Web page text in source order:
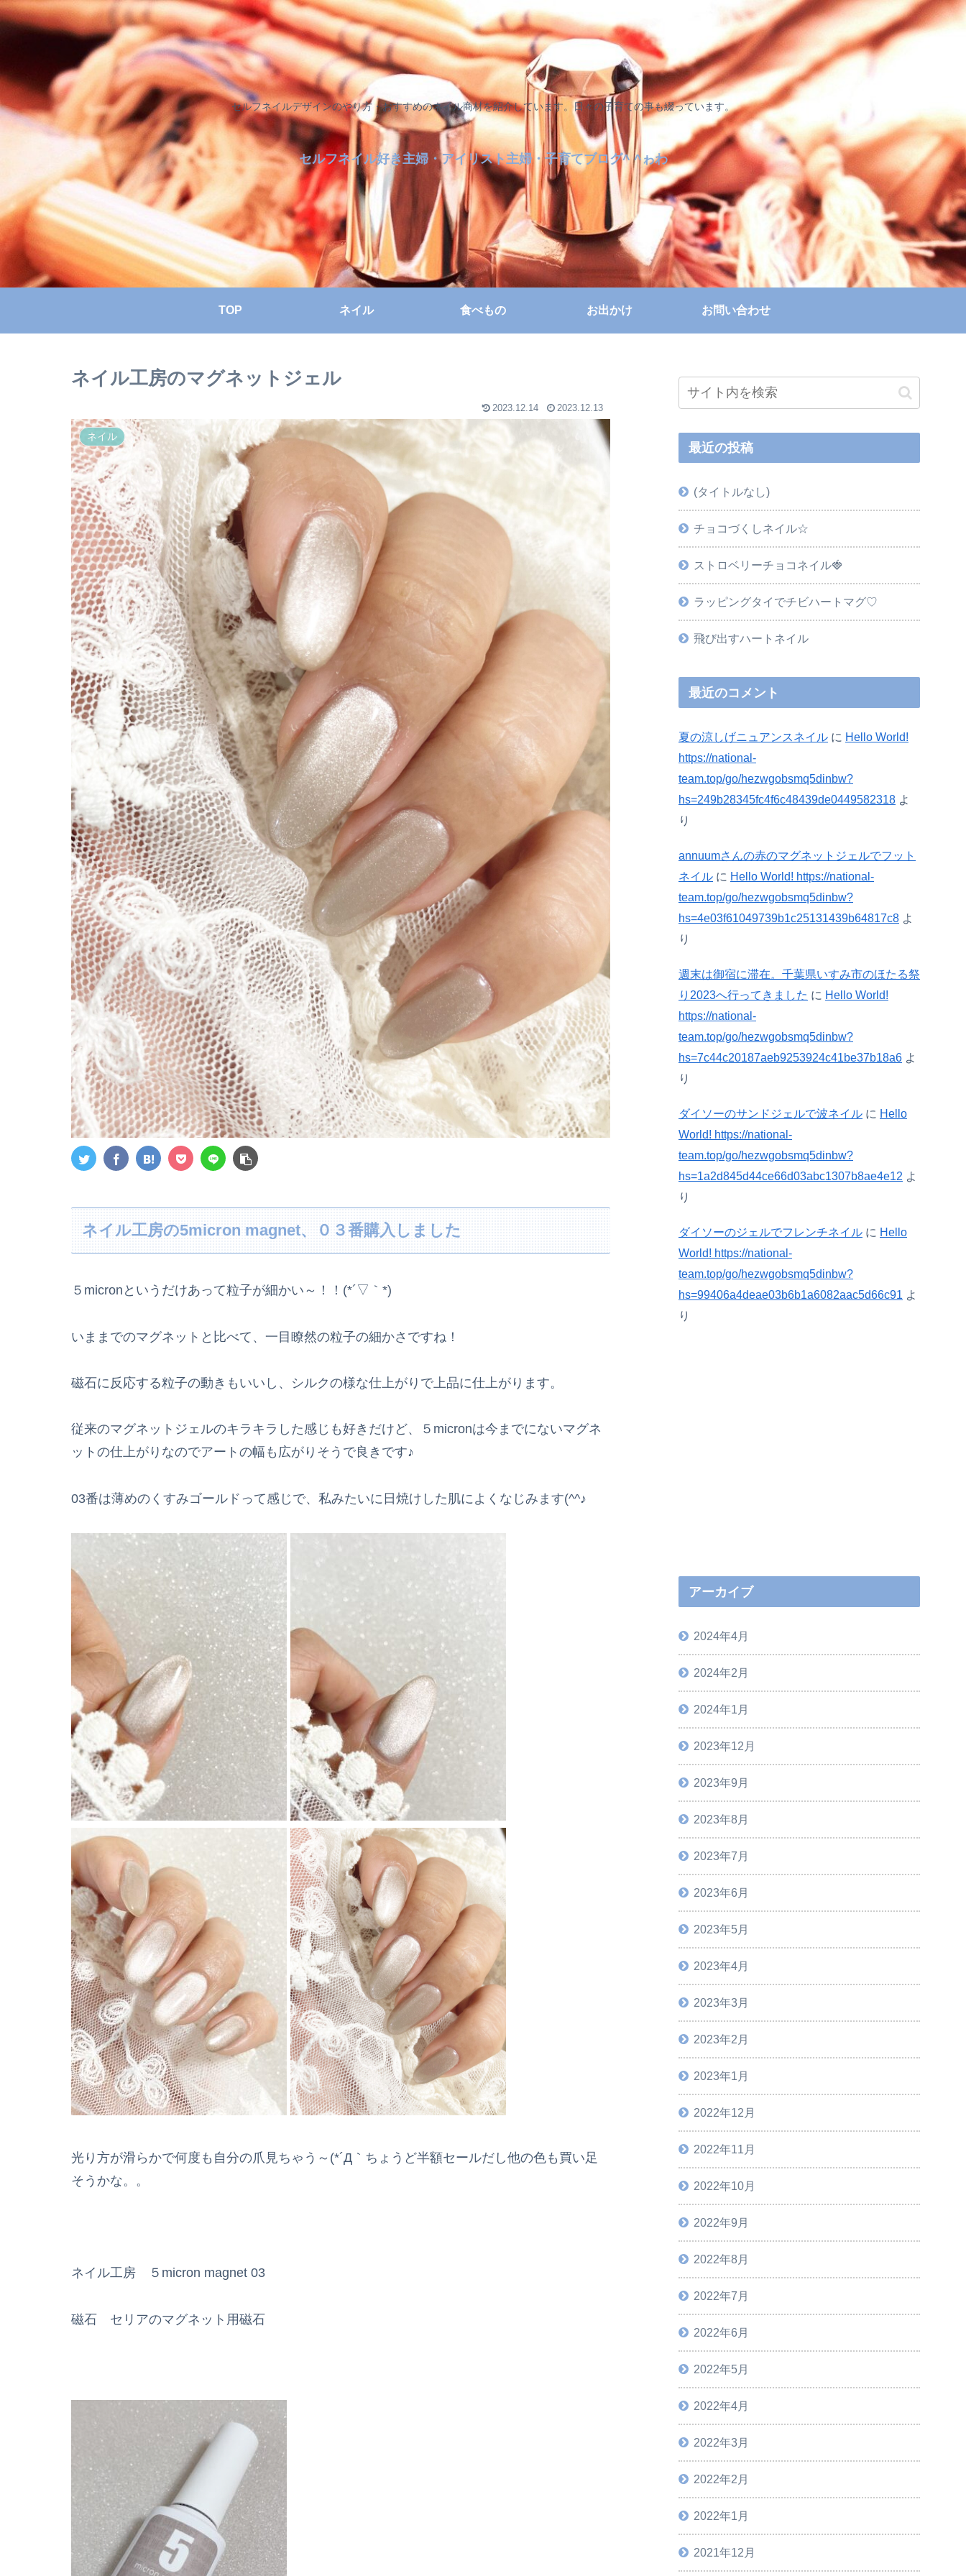
セルフネイルデザインのやり方・おすすめのネイル商材を紹介しています。日々の子育ての事も綴っています。
セルフネイル好き主婦・アイリスト主婦・子育てブログ^ ^ゎわ
TOP ネイル 食べもの お出かけ お問い合わせ
ネイル工房のマグネットジェル
2023.12.14 2023.12.13
ネイル
ネイル工房の5micron magnet、０３番購入しました
５micronというだけあって粒子が細かい～！！(*´▽｀*)
いままでのマグネットと比べて、一目瞭然の粒子の細かさですね！
磁石に反応する粒子の動きもいいし、シルクの様な仕上がりで上品に仕上がります。
従来のマグネットジェルのキラキラした感じも好きだけど、５micronは今までにないマグネ
ットの仕上がりなのでアートの幅も広がりそうで良きです♪
03番は薄めのくすみゴールドって感じで、私みたいに日焼けした肌によくなじみます(^^♪
光り方が滑らかで何度も自分の爪見ちゃう～(*´Д｀ちょうど半額セールだし他の色も買い足
そうかな。。
ネイル工房 ５micron magnet 03
磁石 セリアのマグネット用磁石
最近の投稿
(タイトルなし)
チョコづくしネイル☆
ストロベリーチョコネイル🍓
ラッピングタイでチビハートマグ♡
飛び出すハートネイル
最近のコメント
夏の涼しげニュアンスネイル に Hello World!
https://national-
team.top/go/hezwgobsmq5dinbw?
hs=249b28345fc4f6c48439de0449582318 よ
り
annuumさんの赤のマグネットジェルでフット
ネイル に Hello World! https://national-
team.top/go/hezwgobsmq5dinbw?
hs=4e03f61049739b1c25131439b64817c8 よ
り
週末は御宿に滞在。千葉県いすみ市のほたる祭
り2023へ行ってきました に Hello World!
https://national-
team.top/go/hezwgobsmq5dinbw?
hs=7c44c20187aeb9253924c41be37b18a6 よ
り
ダイソーのサンドジェルで波ネイル に Hello
World! https://national-
team.top/go/hezwgobsmq5dinbw?
hs=1a2d845d44ce66d03abc1307b8ae4e12 よ
り
ダイソーのジェルでフレンチネイル に Hello
World! https://national-
team.top/go/hezwgobsmq5dinbw?
hs=99406a4deae03b6b1a6082aac5d66c91 よ
り
アーカイブ
2024年4月
2024年2月
2024年1月
2023年12月
2023年9月
2023年8月
2023年7月
2023年6月
2023年5月
2023年4月
2023年3月
2023年2月
2023年1月
2022年12月
2022年11月
2022年10月
2022年9月
2022年8月
2022年7月
2022年6月
2022年5月
2022年4月
2022年3月
2022年2月
2022年1月
2021年12月